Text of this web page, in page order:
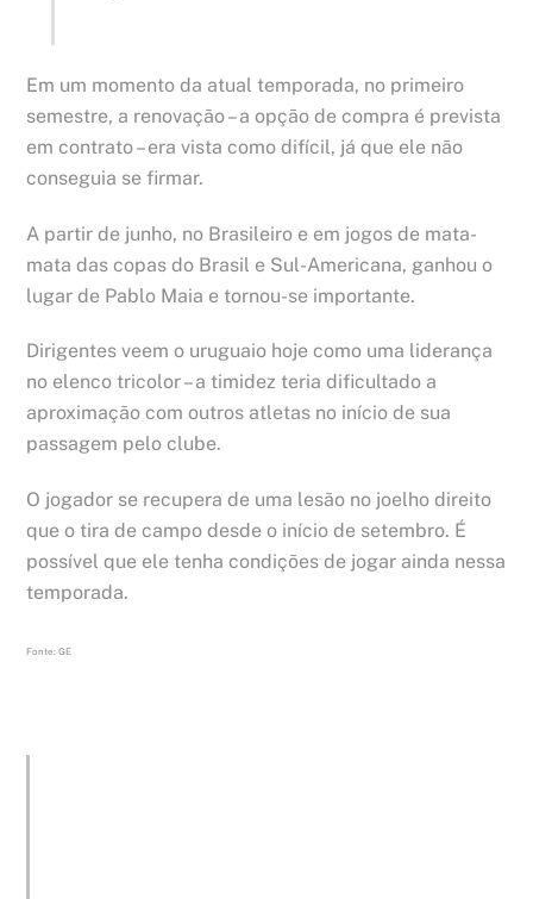
Em um momento da atual temporada, no primeiro
semestre, a renovação – a opção de compra é prevista
em contrato – era vista como difícil, já que ele não
conseguia se firmar.
A partir de junho, no Brasileiro e em jogos de mata-
mata das copas do Brasil e Sul-Americana, ganhou o
lugar de Pablo Maia e tornou-se importante.
Dirigentes veem o uruguaio hoje como uma liderança
no elenco tricolor – a timidez teria dificultado a
aproximação com outros atletas no início de sua
passagem pelo clube.
O jogador se recupera de uma lesão no joelho direito
que o tira de campo desde o início de setembro. É
possível que ele tenha condições de jogar ainda nessa
temporada.
Fonte: GE